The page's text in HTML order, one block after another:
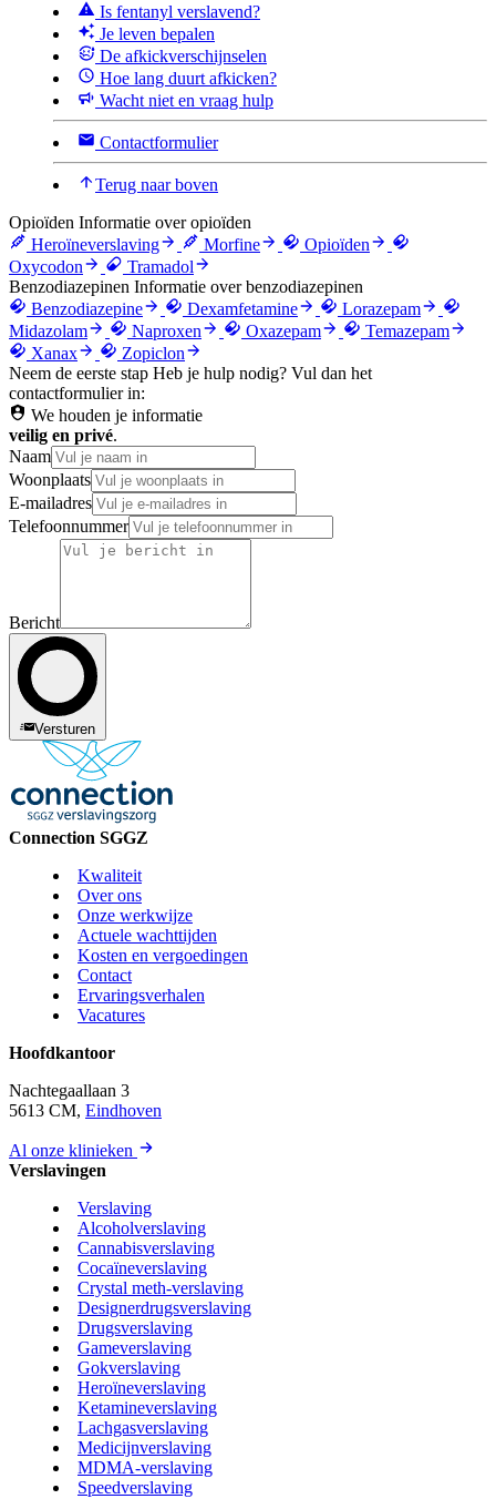
Is fentanyl verslavend?
Je leven bepalen
De afkickverschijnselen
Hoe lang duurt afkicken?
Wacht niet en vraag hulp
Contactformulier
Terug naar boven
Opioïden Informatie over opioïden
Heroïneverslaving
Morfine
Opioïden
Oxycodon
Tramadol
Benzodiazepinen Informatie over benzodiazepinen
Benzodiazepine
Dexamfetamine
Lorazepam
Midazolam
Naproxen Oxazepam
Temazepam
Xanax
Zopiclon
Neem de eerste stap Heb je hulp nodig? Vul dan het
contactformulier in:
We houden je informatie
veilig en privé.
Naam
Woonplaats
E-mailadres
Telefoonnummer
Bericht
Versturen
Connection SGGZ
Kwaliteit
Over ons
Onze werkwijze
Actuele wachttijden
Kosten en vergoedingen
Contact
Ervaringsverhalen
Vacatures
Hoofdkantoor
Nachtegaallaan 3
5613 CM, Eindhoven
Al onze klinieken
Verslavingen
Verslaving
Alcoholverslaving
Cannabisverslaving
Cocaïneverslaving
Crystal meth-verslaving
Designerdrugsverslaving
Drugsverslaving
Gameverslaving
Gokverslaving
Heroïneverslaving
Ketamineverslaving
Lachgasverslaving
Medicijnverslaving
MDMA-verslaving
Speedverslaving